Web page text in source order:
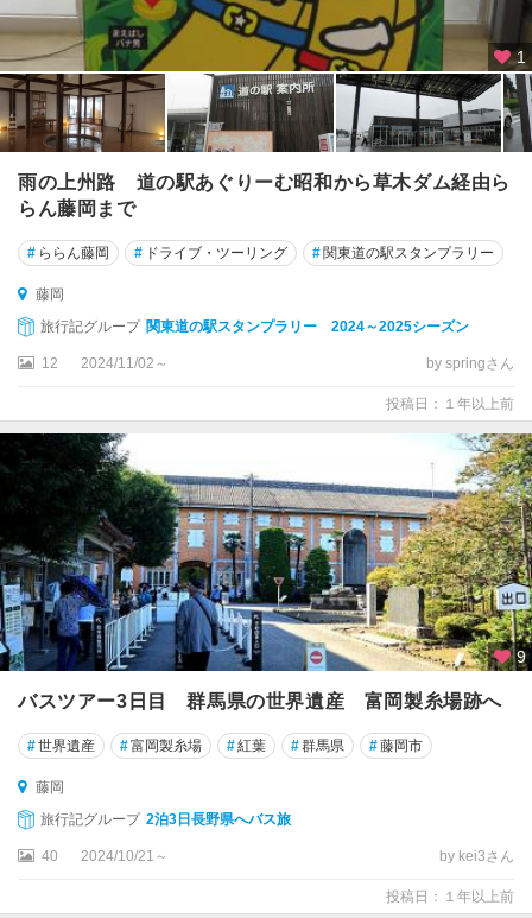
1
雨の上州路 道の駅あぐりーむ昭和から草木ダム経由ら
らん藤岡まで
# ららん藤岡 # ドライブ・ツーリング #関東道の駅スタンプラリー
藤岡
旅行記グループ 関東道の駅スタンプラリー 2024～2025シーズン
12 2024/11/02～ by springさん
投稿日：１年以上前
9
バスツアー3日目 群馬県の世界遺産 富岡製糸場跡へ
#世界遺産 #富岡製糸場 #紅葉 #群馬県 #藤岡市
藤岡
旅行記グループ 2泊3日長野県へバス旅
40 2024/10/21～ by kei3さん
投稿日：１年以上前